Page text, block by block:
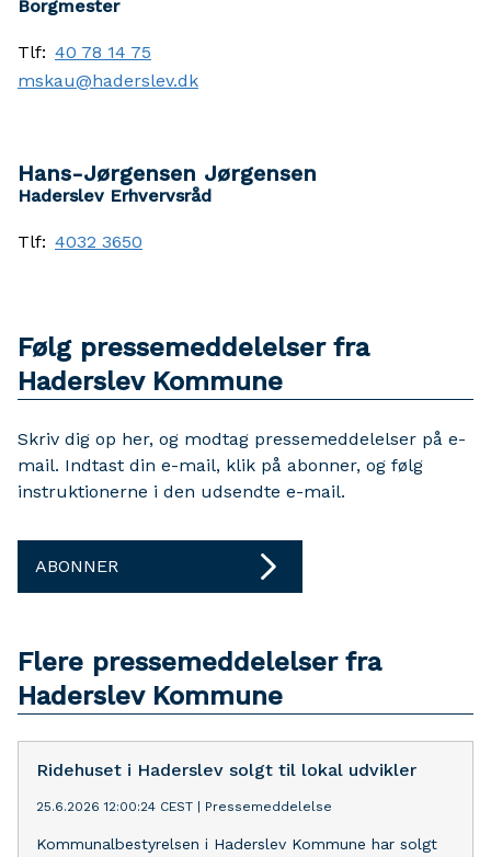
Borgmester
Tlf: 40 78 14 75
mskau@haderslev.dk
Hans-Jørgensen Jørgensen
Haderslev Erhvervsråd
Tlf: 4032 3650
Følg pressemeddelelser fra
Haderslev Kommune
Skriv dig op her, og modtag pressemeddelelser på e-
mail. Indtast din e-mail, klik på abonner, og følg
instruktionerne i den udsendte e-mail.
ABONNER
Flere pressemeddelelser fra
Haderslev Kommune
Ridehuset i Haderslev solgt til lokal udvikler
25.6.2026 12:00:24 CEST Pressemeddelelse
Kommunalbestyrelsen i Haderslev Kommune har solgt